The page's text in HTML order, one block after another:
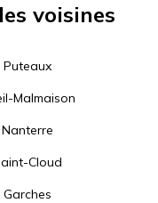
voisines
Puteaux
Malmaison
Nanterre
Cloud
Garches